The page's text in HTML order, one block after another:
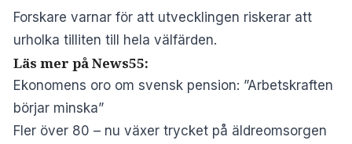
Forskare varnar för att utvecklingen riskerar att
urholka tilliten till hela välfärden.
Läs mer på News55:
Ekonomens oro om svensk pension: ”Arbetskraften
börjar minska”
Fler över 80 – nu växer trycket på äldreomsorgen